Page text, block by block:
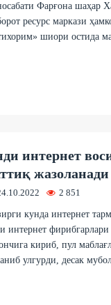
Фарғона шаҳар
ресурс маркази
шиори остида
интернет
жазоланади
2 851
кунда интернет
интернет
кириб, пул
улгурди, десак